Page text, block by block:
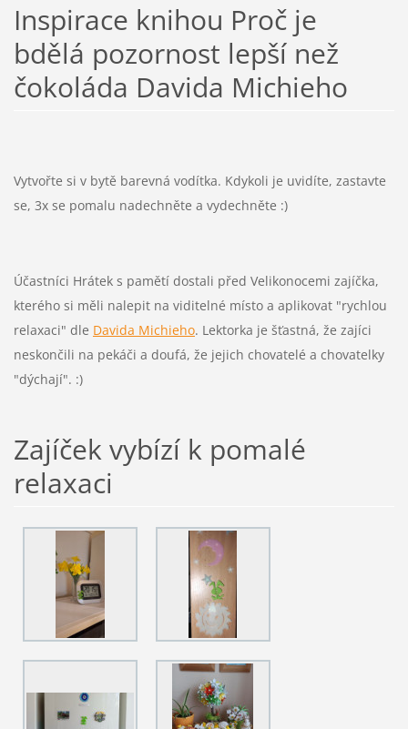
Inspirace knihou Proč je
bdělá pozornost lepší než
čokoláda Davida Michieho
Vytvořte si v bytě barevná vodítka. Kdykoli je uvidíte, zastavte
se, 3x se pomalu nadechněte a vydechněte :)
Účastníci Hrátek s pamětí dostali před Velikonocemi zajíčka,
kterého si měli nalepit na viditelné místo a aplikovat "rychlou
relaxaci" dle Davida Michieho. Lektorka je šťastná, že zajíci
neskončili na pekáči a doufá, že jejich chovatelé a chovatelky
"dýchají". :)
Zajíček vybízí k pomalé
relaxaci